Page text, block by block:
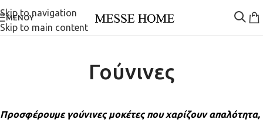
Skip to navigation
Skip to main content
ΜΕΝΟΎ
Γούνινες
Προσφέρουμε γούνινες μοκέτες που χαρίζουν απαλότητα,